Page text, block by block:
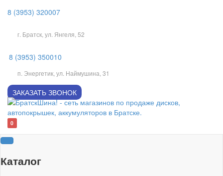
8 (3953) 320007
г. Братск, ул. Янгеля, 52
8 (3953) 350010
п. Энергетик, ул. Наймушина, 31
ЗАКАЗАТЬ ЗВОНОК
0
Каталог